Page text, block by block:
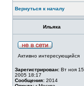
Вернуться к началу
Ильяка
Активно интересующийся
Зарегистрирован: Вт ноя 15
2005 18:17
Сообщения: 2014